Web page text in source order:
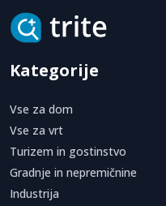
Kategorije
Vse za dom
Vse za vrt
Turizem in gostinstvo
Gradnje in nepremičnine
Industrija